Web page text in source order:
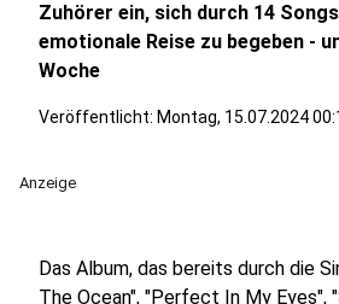
Zuhörer ein, sich durch 14
emotionale Reise zu begeben -
Woche
Veröffentlicht: Montag, 15.07.2024
Anzeige
Das Album, das bereits durch die
The Ocean", "Perfect In My Eyes",